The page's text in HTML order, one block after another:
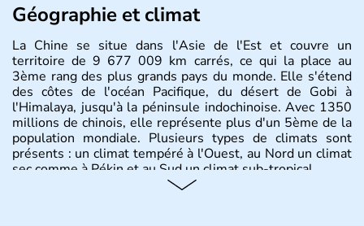
Géographie et climat
La Chine se situe dans l'Asie de l'Est et couvre un
territoire de 9 677 009 km carrés, ce qui la place au
3ème rang des plus grands pays du monde. Elle s'étend
des côtes de l'océan Pacifique, du désert de Gobi à
l'Himalaya, jusqu'à la péninsule indochinoise. Avec 1350
millions de chinois, elle représente plus d'un 5ème de la
population mondiale. Plusieurs types de climats sont
présents : un climat tempéré à l'Ouest, au Nord un climat
sec comme à Pékin et au Sud un climat sub-tropical.